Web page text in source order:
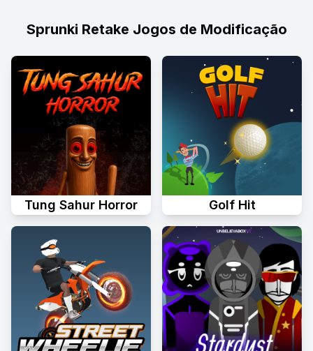
Sprunki Retake Jogos de Modificação
Tung Sahur Horror Golf Hit